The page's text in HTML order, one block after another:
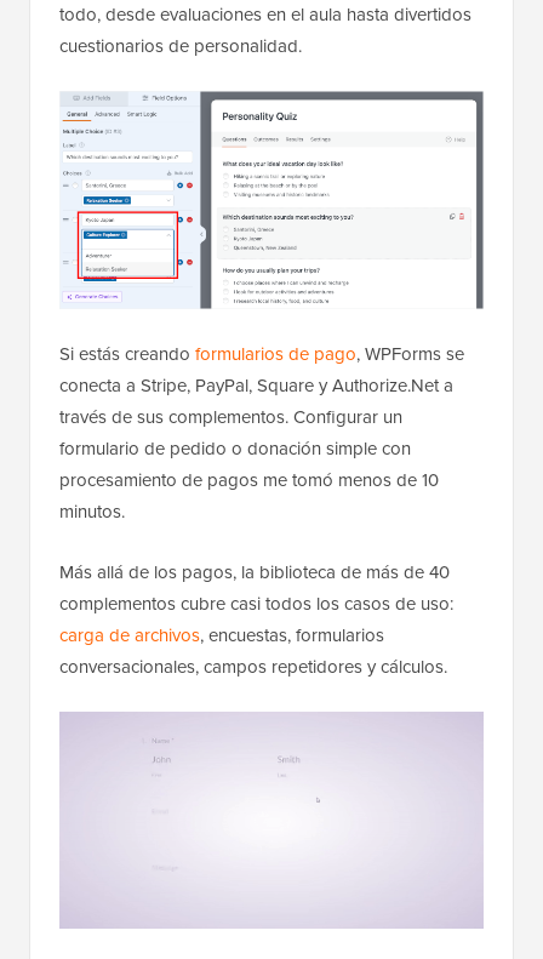
todo, desde evaluaciones en el aula hasta divertidos
cuestionarios de personalidad.
Si estás creando formularios de pago, WPForms se
conecta a Stripe, PayPal, Square y Authorize.Net a
través de sus complementos. Configurar un
formulario de pedido o donación simple con
procesamiento de pagos me tomó menos de 10
minutos.
Más allá de los pagos, la biblioteca de más de 40
complementos cubre casi todos los casos de uso:
carga de archivos, encuestas, formularios
conversacionales, campos repetidores y cálculos.